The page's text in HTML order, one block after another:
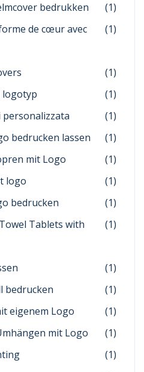
bedrukken
(1)
de cœur avec
(1)
(1)
logotyp
(1)
personalizzata
(1)
bedrucken lassen
(1)
mit Logo
(1)
logo
(1)
bedrucken
(1)
Tablets with
(1)
(1)
bedrucken
(1)
eigenem Logo
(1)
mit Logo
(1)
(1)